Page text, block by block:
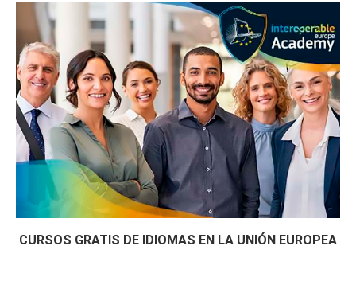
CURSOS GRATIS DE IDIOMAS EN LA UNIÓN EUROPEA